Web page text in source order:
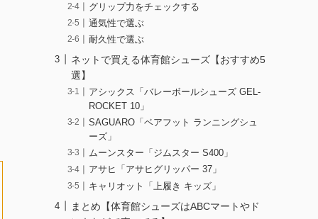
グリップ力をチェックする
通気性で選ぶ
耐久性で選ぶ
ネットで買える体育館シューズ【おすすめ5
選】
アシックス「バレーボールシューズ GEL-
ROCKET 10」
SAGUARO「ベアフット ランニングシュ
ーズ」
ムーンスター「ジムスター S400」
アサヒ「アサヒグリッパー 37」
キャリオット「上履き キッズ」
まとめ【体育館シューズはABCマートやド